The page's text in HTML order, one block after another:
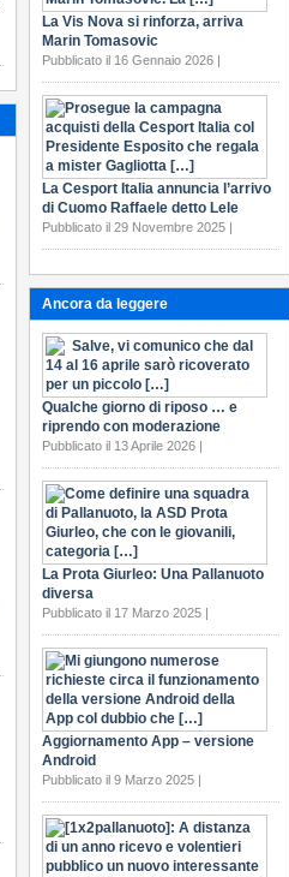
La Vis Nova si rinforza, arriva
Marin Tomasovic
Pubblicato il 16 Gennaio 2026 |
La Cesport Italia annuncia l’arrivo
di Cuomo Raffaele detto Lele
Pubblicato il 29 Novembre 2025 |
Ancora da leggere
Qualche giorno di riposo … e
riprendo con moderazione
Pubblicato il 13 Aprile 2026 |
La Prota Giurleo: Una Pallanuoto
diversa
Pubblicato il 17 Marzo 2025 |
Aggiornamento App – versione
Android
Pubblicato il 9 Marzo 2025 |